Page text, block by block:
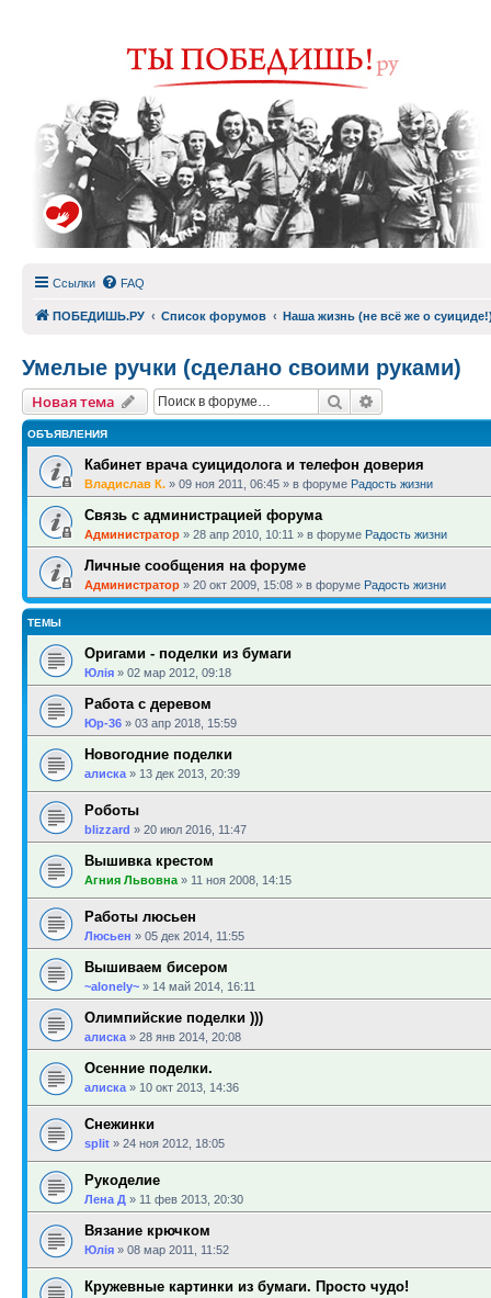
Ссылки FAQ
ПОБЕДИШЬ.РУ Список форумов Наша жизнь (не всё же о суициде!)
Умелые ручки (сделано своими руками)
Новая тема Поиск
ОБЪЯВЛЕНИЯ
Кабинет врача суицидолога и телефон доверия
Владислав К. » 09 ноя 2011, 06:45 » в форуме Радость жизни
Связь с администрацией форума
Администратор » 28 апр 2010, 10:11 » в форуме Радость жизни
Личные сообщения на форуме
Администратор » 20 окт 2009, 15:08 » в форуме Радость жизни
ТЕМЫ
Оригами - поделки из бумаги
Юлія » 02 мар 2012, 09:18
Работа с деревом
Юр-36 » 03 апр 2018, 15:59
Новогодние поделки
алиска » 13 дек 2013, 20:39
Роботы
blizzard » 20 июл 2016, 11:47
Вышивка крестом
Агния Львовна » 11 ноя 2008, 14:15
Работы люсьен
Люсьен » 05 дек 2014, 11:55
Вышиваем бисером
~alonely~ » 14 май 2014, 16:11
Олимпийские поделки )))
алиска » 28 янв 2014, 20:08
Осенние поделки.
алиска » 10 окт 2013, 14:36
Снежинки
sрlit » 24 ноя 2012, 18:05
Рукоделие
Лена Д » 11 фев 2013, 20:30
Вязание крючком
Юлія » 08 мар 2011, 11:52
Кружевные картинки из бумаги. Просто чудо!